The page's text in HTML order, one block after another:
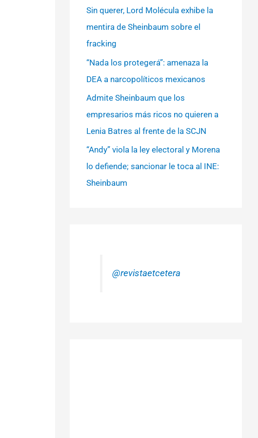
Sin querer, Lord Molécula exhibe la
mentira de Sheinbaum sobre el
fracking
“Nada los protegerá”: amenaza la
DEA a narcopolíticos mexicanos
Admite Sheinbaum que los
empresarios más ricos no quieren a
Lenia Batres al frente de la SCJN
“Andy” viola la ley electoral y Morena
lo defiende; sancionar le toca al INE:
Sheinbaum
@revistaetcetera